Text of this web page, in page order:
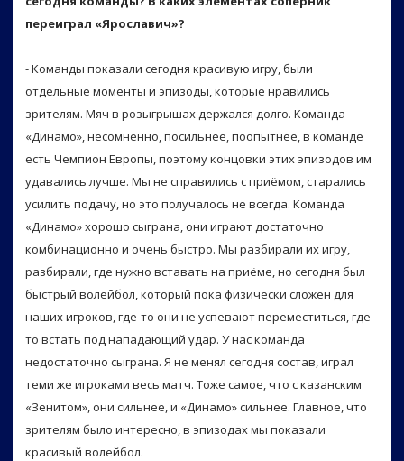
переиграл «Ярославич»?
- Команды показали сегодня красивую игру, были
отдельные моменты и эпизоды, которые нравились
зрителям. Мяч в розыгрышах держался долго. Команда
«Динамо», несомненно, посильнее, поопытнее, в команде
есть Чемпион Европы, поэтому концовки этих эпизодов им
удавались лучше. Мы не справились с приёмом, старались
усилить подачу, но это получалось не всегда. Команда
«Динамо» хорошо сыграна, они играют достаточно
комбинационно и очень быстро. Мы разбирали их игру,
разбирали, где нужно вставать на приёме, но сегодня был
быстрый волейбол, который пока физически сложен для
наших игроков, где-то они не успевают переместиться, где-
то встать под нападающий удар. У нас команда
недостаточно сыграна. Я не менял сегодня состав, играл
теми же игроками весь матч. Тоже самое, что с казанским
«Зенитом», они сильнее, и «Динамо» сильнее. Главное, что
зрителям было интересно, в эпизодах мы показали
красивый волейбол.